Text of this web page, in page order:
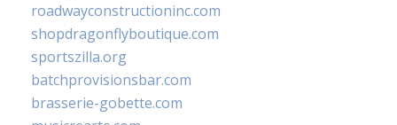
roadwayconstructioninc.com
shopdragonflyboutique.com
sportszilla.org
batchprovisionsbar.com
brasserie-gobette.com